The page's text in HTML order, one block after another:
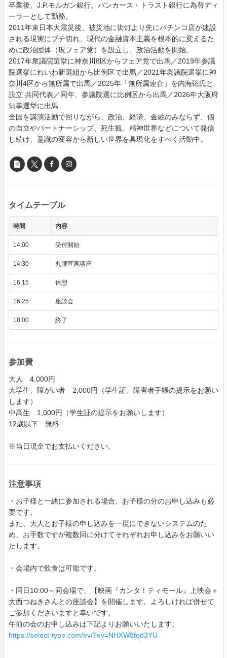
卒業後、J.P.モルガン銀行、バンカース・トラスト銀行に為替ディ
ーラーとして勤務。
2011年東日本大震災後、被災地に街灯より先にパチンコ店が建設
される現実にブチ切れ、現代の金融資本主義を根本的に変えるた
めに政治団体（現フェア党）を設立し、政治活動を開始。
2017年衆議院選挙に神奈川8区からフェア党で出馬／2019年参議
院選挙にれいわ新選組から比例区で出馬／2021年衆議院選挙に神
奈川4区から無所属で出馬／2025年「無所属連合」を内海聡氏と
設立 共同代表／同年、参議院選に比例区から出馬／2026年大阪府
知事選挙に出馬
全国を講演活動で回りながら、政治、経済、金融のみならず、個
の自立やパートナーシップ、死生観、精神世界などについて発信
し続け、意識の変容から新しい世界を具現化をすべく活動中。
タイムテーブル
時間 内容
14:00 受付開始
14:30 丸腰宣言講座
16:15 休憩
16:25 座談会
18:00 終了
参加費
大人 4,000円
大学生、障がい者 2,000円（学生証、障害者手帳の提示をお願い
します）
中高生 1,000円（学生証の提示をお願いします）
12歳以下 無料
※当日現金でお支払いください。
注意事項
・お子様と一緒に参加される場合、お子様の分のお申し込みも必
要です。
また、大人とお子様の申し込みを一度にできないシステムのた
め、お手数ですが複数回に分けてそれぞれお申し込みをお願いい
たします。
・会場内で飲食は可能です。
・同日10:00～同会場で、【映画『カンタ！ティモール』上映会＋
大西つねきさんとの座談会】を開催します。よろしければ併せて
ご参加くださいますと幸いです。
午前の会のお申し込みは下記よりお願いいたします。
https://select-type.com/ev/?ev=NHXW8fqd3YU